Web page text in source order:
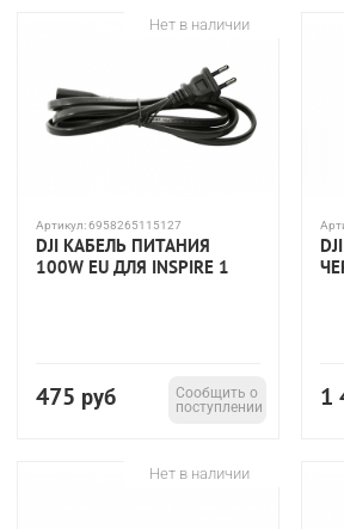
Нет в наличии
Артикул:6958265115127
DJI КАБЕЛЬ ПИТАНИЯ
100W EU ДЛЯ INSPIRE 1
475 руб
Сообщить о
поступлении
1
Нет в наличии